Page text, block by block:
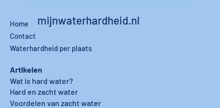
mijnwaterhardheid.nl
Home
Contact
Waterhardheid per plaats
Artikelen
Wat is hard water?
Hard en zacht water
Voordelen van zacht water